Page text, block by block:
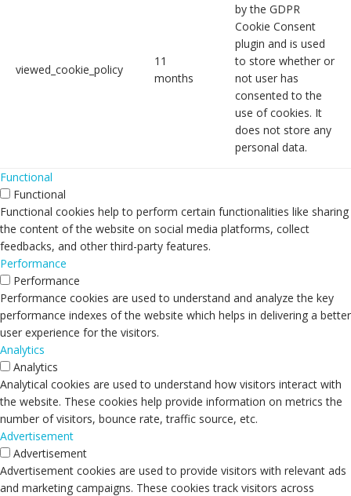
viewed_cookie_policy
11
months
by the GDPR
Cookie Consent
plugin and is used
to store whether or
not user has
consented to the
use of cookies. It
does not store any
personal data.
Functional
Functional
Functional cookies help to perform certain functionalities like sharing
the content of the website on social media platforms, collect
feedbacks, and other third-party features.
Performance
Performance
Performance cookies are used to understand and analyze the key
performance indexes of the website which helps in delivering a better
user experience for the visitors.
Analytics
Analytics
Analytical cookies are used to understand how visitors interact with
the website. These cookies help provide information on metrics the
number of visitors, bounce rate, traffic source, etc.
Advertisement
Advertisement
Advertisement cookies are used to provide visitors with relevant ads
and marketing campaigns. These cookies track visitors across